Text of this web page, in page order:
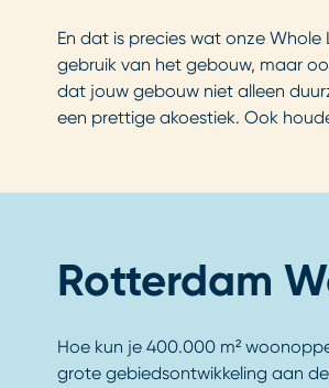
En dat is precies wat onze
gebruik van het gebouw, maar
dat jouw gebouw niet alleen
een prettige akoestiek. Ook
Rotterdam
Hoe kun je 400.000 m²
grote gebiedsontwikkeling aan